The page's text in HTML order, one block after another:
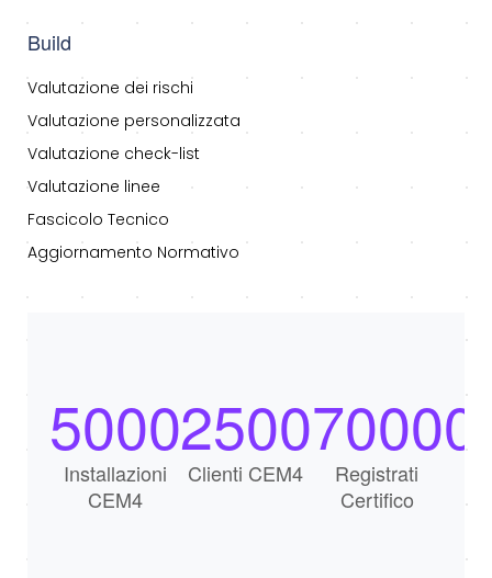
Build
Valutazione dei rischi
Valutazione personalizzata
Valutazione check-list
Valutazione linee
Fascicolo Tecnico
Aggiornamento Normativo
5000
Installazioni
CEM4
2500
Clienti CEM4
70000
Registrati
Certifico